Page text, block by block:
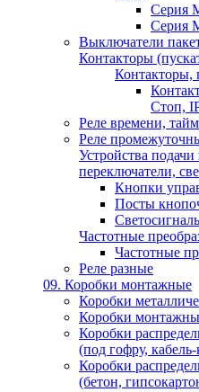
Серия
Серия
Выключатели
Контакторы
Контакторы,
Стоп,
Реле времени,
Реле
Устройства
переключатели,
Кнопки
Посты
Частотные
Частотные
Реле разные
09. Коробки монтажные
Коробки
Коробки
Коробки
(под гофру,
Коробки
(бетон,